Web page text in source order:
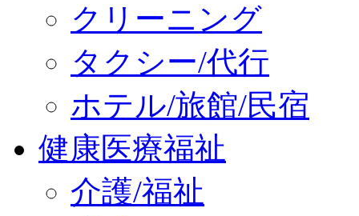
クリーニング
タクシー/代行
ホテル/旅館/民宿
健康医療福祉
介護/福祉